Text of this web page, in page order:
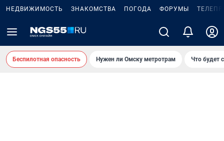
НЕДВИЖИМОСТЬ ЗНАКОМСТВА ПОГОДА ФОРУМЫ
Беспилотная опасность Нужен ли Омску метротрам Что будет